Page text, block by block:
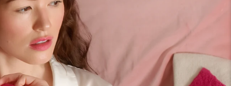
Profil użytkownika
Moje urządzenia
Moje zamówienia